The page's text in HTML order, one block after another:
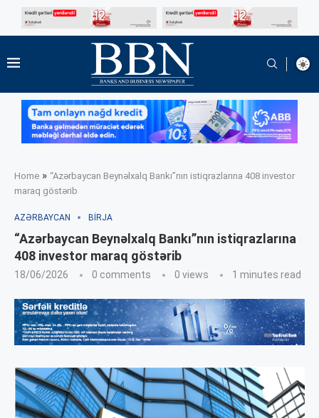
Home » “Azərbaycan Beynəlxalq Bankı”nın istiqrazlarına 408 investor
maraq göstərib
AZƏRBAYCAN BIRJA
“Azərbaycan Beynəlxalq Bankı”nın istiqrazlarına
408 investor maraq göstərib
18/06/2026 0 comments 0 views 1 minutes read